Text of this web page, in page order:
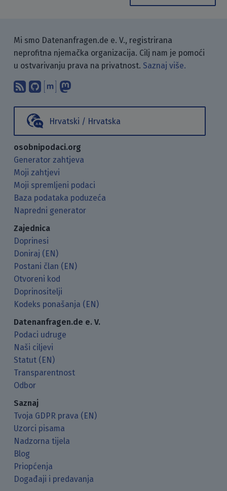
Mi smo Datenanfragen.de e. V., registrirana
neprofitna njemačka organizacija. Cilj nam je pomoći
u ostvarivanju prava na privatnost. Saznaj više.
Pretplati se na naš blog koristeći
Pronađi nas na GitHubu.
Raspravljaj s nama putem
Hrvatski / Hrvatska
osobnipodaci.org
Generator zahtjeva
Moji zahtjevi
Moji spremljeni podaci
Baza podataka poduzeća
Napredni generator
Zajednica
Doprinesi
Doniraj (EN)
Postani član (EN)
Otvoreni kod
Doprinositelji
Kodeks ponašanja (EN)
Datenanfragen.de e. V.
Podaci udruge
Naši ciljevi
Statut (EN)
Transparentnost
Odbor
Saznaj
Tvoja GDPR prava (EN)
Uzorci pisama
Nadzorna tijela
Blog
Priopćenja
Događaji i predavanja